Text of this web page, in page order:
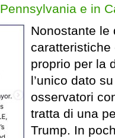
Pennsylvania e in
Nonostante le
proprio per la
l’unico dato
osservatori
tratta di una
Trump. In